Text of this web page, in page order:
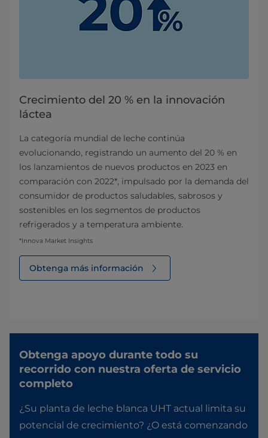
Crecimiento del 20 % en la innovación
láctea
La categoría mundial de leche continúa
evolucionando, registrando un aumento del 20 % en
los lanzamientos de nuevos productos en 2023 en
comparación con 2022*, impulsado por la demanda del
consumidor de productos saludables, sabrosos y
sostenibles en los segmentos de productos
refrigerados y a temperatura ambiente.
*Innova Market Insights
Obtenga más información
Obtenga apoyo durante todo su
recorrido con nuestra oferta de servicio
completo
¿Su planta de leche blanca UHT actual limita su
potencial de crecimiento? ¿O está comenzando